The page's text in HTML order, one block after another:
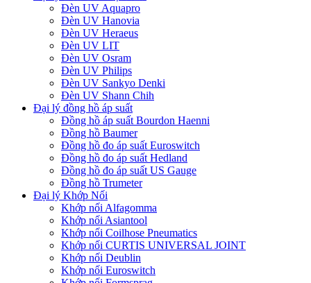
Đèn UV Aquapro
Đèn UV Hanovia
Đèn UV Heraeus
Đèn UV LIT
Đèn UV Osram
Đèn UV Philips
Đèn UV Sankyo Denki
Đèn UV Shann Chih
Đại lý đồng hồ áp suất
Đồng hồ áp suất Bourdon Haenni
Đồng hồ Baumer
Đồng hồ đo áp suất Euroswitch
Đồng hồ đo áp suất Hedland
Đồng hồ đo áp suất US Gauge
Đồng hồ Trumeter
Đại lý Khớp Nối
Khớp nối Alfagomma
Khớp nối Asiantool
Khớp nối Coilhose Pneumatics
Khớp nối CURTIS UNIVERSAL JOINT
Khớp nối Deublin
Khớp nối Euroswitch